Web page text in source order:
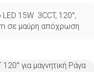
15W 3CCT, 120°,
σε μαύρη απόχρωση
για μαγνητική Ράγα